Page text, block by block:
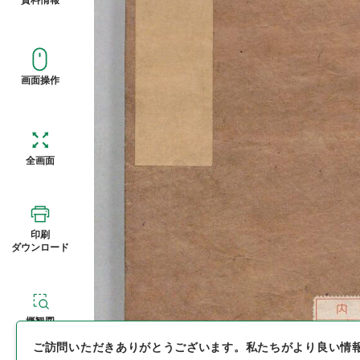
画面操作
全画面
印刷
ダウンロード
概観図
ご訪問いただきありがとうございます。 私たちがより良い情